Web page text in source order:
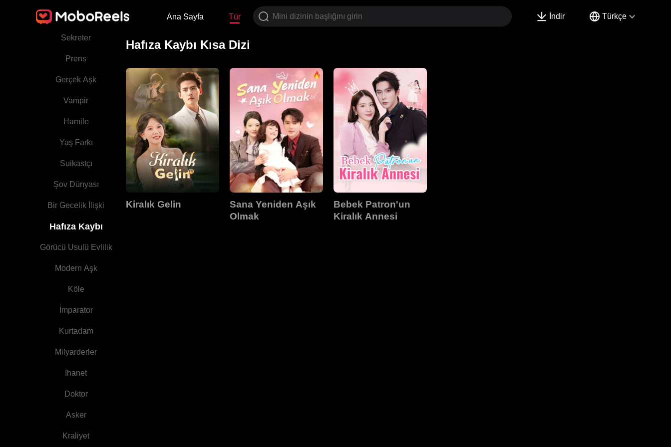
Ana Sayfa Tür İndir Türkçe
İntikam
Sekreter
Prens
Gerçek Aşk
Vampir
Hamile
Yaş Farkı
Suikastçı
Şov Dünyası
Bir Gecelik İlişki
Hafıza Kaybı
Görücü Usulü Evlilik
Modern Aşk
Köle
İmparator
Kurtadam
Milyarderler
İhanet
Doktor
Asker
Kraliyet
Hafıza Kaybı Kısa Dizi
Kiralık Gelin
Sana Yeniden Aşık
Olmak
Bebek Patron'un
Kiralık Annesi